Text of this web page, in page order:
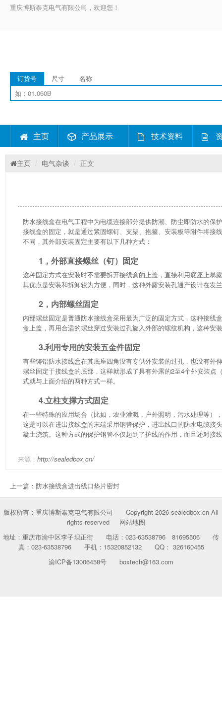
重庆博斯泰克电气有限公司，欢迎您！
订货号 尺寸 名称
主页 产品展示 技术资料
主页 电气杂谈 正文
防水接线盒在电气工程中为电缆连接部分提供防潮、防尘即防水的保
接线盒的固定，就是通过紧固螺钉、支架、抱箍、安装板等附件将
不同，其外部安装固定主要有以下几种方式：
1，外部直接螺丝（钉）固定
这种固定方式在安装时不需要拆开接线盒的上盖，直接利用底座上
其优点是安装和拆卸较为方便，同时，这种外露安装孔通产设计在
2，内部螺丝固定
内部螺丝固定是普通防水接线盒采用最为广泛的固定方式，这种接
盒上盖，再用合适的螺丝穿过安装过孔旋入外部的螺纹机构，这种
3.利用专用的安装五金件固定
有些铸铝防水接线盒在其底座四角没有专供外安装的过孔，也没有外
螺丝固定于接线盒的底部，这样就形成了具有外露的2至4个外安装
式就与上面介绍的两种方式一样。
4.立柱支撑方式固定
在一些特殊的应用场合（比如，农业灌溉，户外照明，污水处理等
这是可以在进出接线盒的末端采用钢管保护，进出线口的防水电缆
凝土浇筑。这种方式的保护钢管不仅起到了护线的作用，而且还对
来源： http://sealedbox.cn/
上一篇： 防水接线盒进出线口垫片密封
版权所有：重庆博斯泰克电气有限公司 Copyright 2026 sealedbox.cn All
rights reserved
网站地图
地址：重庆市渝中区李子坝正街 电话：023-63538796 81695506 传
真：023-63538796 手机：15320852132 QQ： 326160455
渝ICP备13006458号 boxtech@163.com